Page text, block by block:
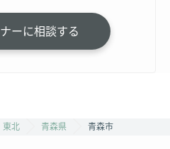
ーに相談する
東北 青森県 青森市